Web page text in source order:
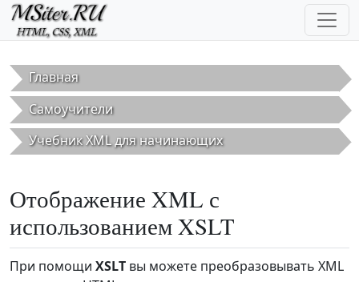
Перейти к основному содержанию
Главная
Самоучители
Учебник XML для начинающих
Отображение XML с
использованием XSLT
При помощи XSLT вы можете преобразовывать XML